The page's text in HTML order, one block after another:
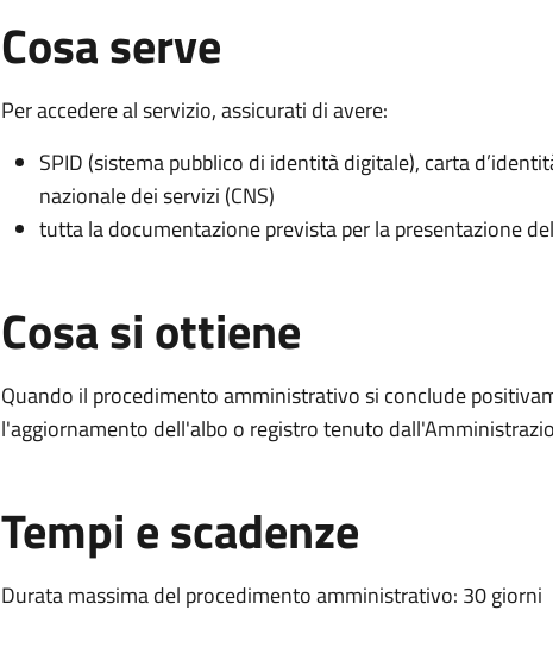
Cosa serve
Per accedere al servizio, assicurati di avere:
SPID (sistema pubblico di identità digitale), carta
nazionale dei servizi (CNS)
tutta la documentazione prevista per la presentazione
Cosa si ottiene
Quando il procedimento amministrativo si conclude
l'aggiornamento dell'albo o registro tenuto
Tempi e scadenze
Durata massima del procedimento amministrativo: 30 giorni